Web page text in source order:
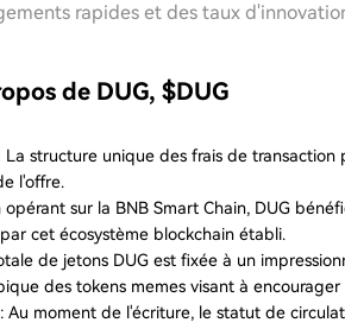
rapides et des taux
de DUG, $DUG
La structure unique des frais de
l'offre.
opérant sur la BNB Smart Chain, DUG
cet écosystème blockchain établi.
de jetons DUG est fixée à un
des tokens memes visant à
: Au moment de l'écriture, le statut de